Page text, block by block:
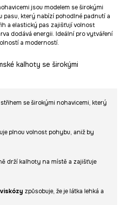
jsou modelem se širokými
pasu, který nabízí pohodlné padnutí a
a elastický pas zajišťují volnost
dodává energii. Ideální pro vytváření
a moderností.
kalhoty se širokými
se širokými nohavicemi, který
plnou volnost pohybu, aniž by
drží kalhoty na místě a zajišťuje
viskózy způsobuje, že je látka lehká a